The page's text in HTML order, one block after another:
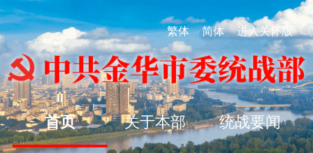
繁体 简体 进入关怀版
首页 关于本部 统战要闻